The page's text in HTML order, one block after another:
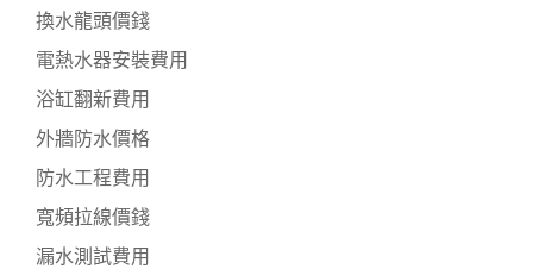
換水龍頭價錢
電熱水器安裝費用
浴缸翻新費用
外牆防水價格
防水工程費用
寬頻拉線價錢
漏水測試費用